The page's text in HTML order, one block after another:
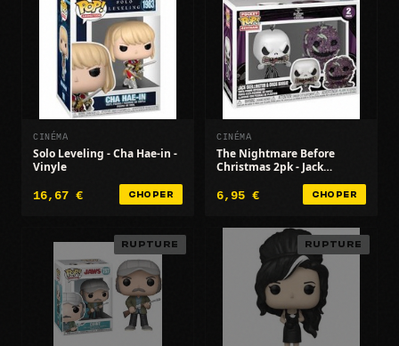
CINÉMA
Solo Leveling - Cha Hae-in -
Vinyle
16,67 € CHOPER
CINÉMA
The Nightmare Before
Christmas 2pk - Jack
6,95 € CHOPER
RUPTURE RUPTURE